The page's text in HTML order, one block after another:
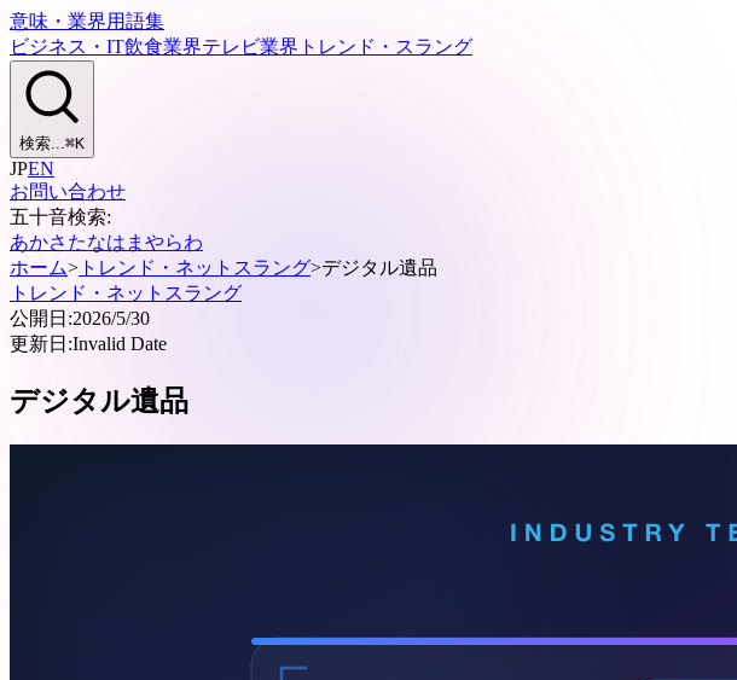
意味・業界用語集
ビジネス・IT飲食業界テレビ業界 トレンド・スラング
検索...⌘K
JPEN
お問い合わせ
五十音検索:
あかさ たなは ま やらわ
ホーム> トレンド・ネットスラング>デジタル遺品
トレンド・ネットスラング
公開日:2026/5/30
更新日:Invalid Date
デジタル遺品